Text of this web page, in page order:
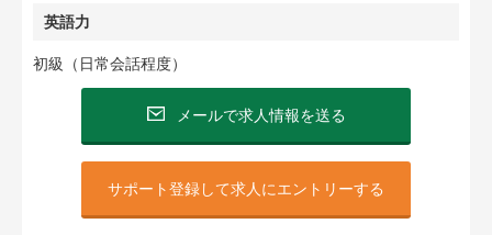
英語力
初級（日常会話程度）
メールで求人情報を送る
サポート登録して求人にエントリーする